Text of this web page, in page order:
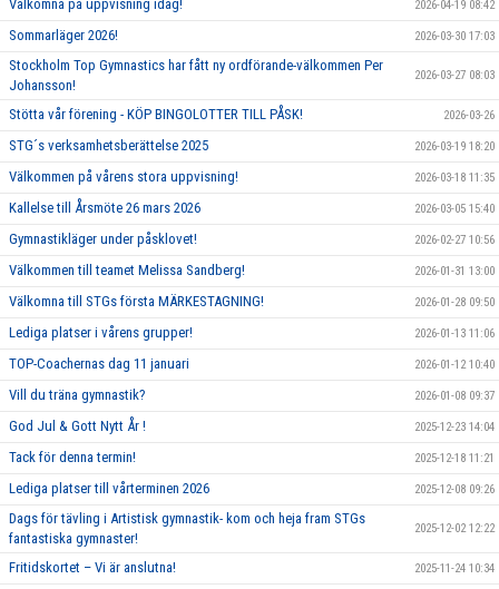
Välkomna på uppvisning idag! 2026-04-19 08:42
Sommarläger 2026! 2026-03-30 17:03
Stockholm Top Gymnastics har fått ny ordförande-välkommen Per
Johansson!
2026-03-27 08:03
Stötta vår förening - KÖP BINGOLOTTER TILL PÅSK! 2026-03-26
STG´s verksamhetsberättelse 2025 2026-03-19 18:20
Välkommen på vårens stora uppvisning! 2026-03-18 11:35
Kallelse till Årsmöte 26 mars 2026 2026-03-05 15:40
Gymnastikläger under påsklovet! 2026-02-27 10:56
Välkommen till teamet Melissa Sandberg! 2026-01-31 13:00
Välkomna till STGs första MÄRKESTAGNING! 2026-01-28 09:50
Lediga platser i vårens grupper! 2026-01-13 11:06
TOP-Coachernas dag 11 januari 2026-01-12 10:40
Vill du träna gymnastik? 2026-01-08 09:37
God Jul & Gott Nytt År ! 2025-12-23 14:04
Tack för denna termin! 2025-12-18 11:21
Lediga platser till vårterminen 2026 2025-12-08 09:26
Dags för tävling i Artistisk gymnastik- kom och heja fram STGs
fantastiska gymnaster!
2025-12-02 12:22
Fritidskortet – Vi är anslutna! 2025-11-24 10:34